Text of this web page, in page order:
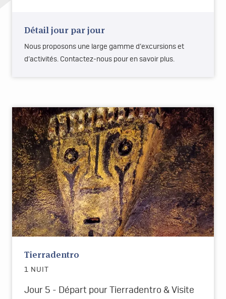
Détail jour par jour
Nous proposons une large gamme d’excursions et
d’activités. Contactez-nous pour en savoir plus.
Tierradentro
1 NUIT
Jour 5 - Départ pour Tierradentro & Visite